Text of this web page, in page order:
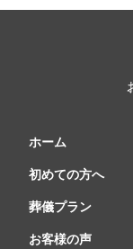
ホーム
初めての方へ
葬儀プラン
お客様の声